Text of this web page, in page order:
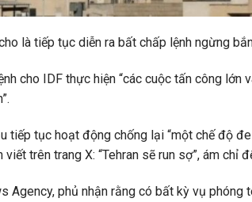
là tiếp tục diễn ra bất chấp lệnh ngừng
cho IDF thực hiện “các cuộc tấn công lớn
tục hoạt động chống lại “một chế độ
trên trang X: “Tehran sẽ run sợ”, ám chỉ
Agency, phủ nhận rằng có bất kỳ vụ phóng